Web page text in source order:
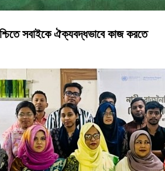
সবাইকে ঐক্যবদ্ধভাবে কাজ করতে